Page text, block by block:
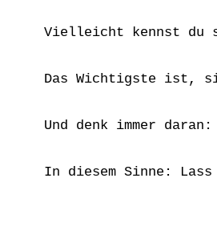
Vielleicht kennst du
Das Wichtigste ist,
Und denk immer
In diesem Sinne: